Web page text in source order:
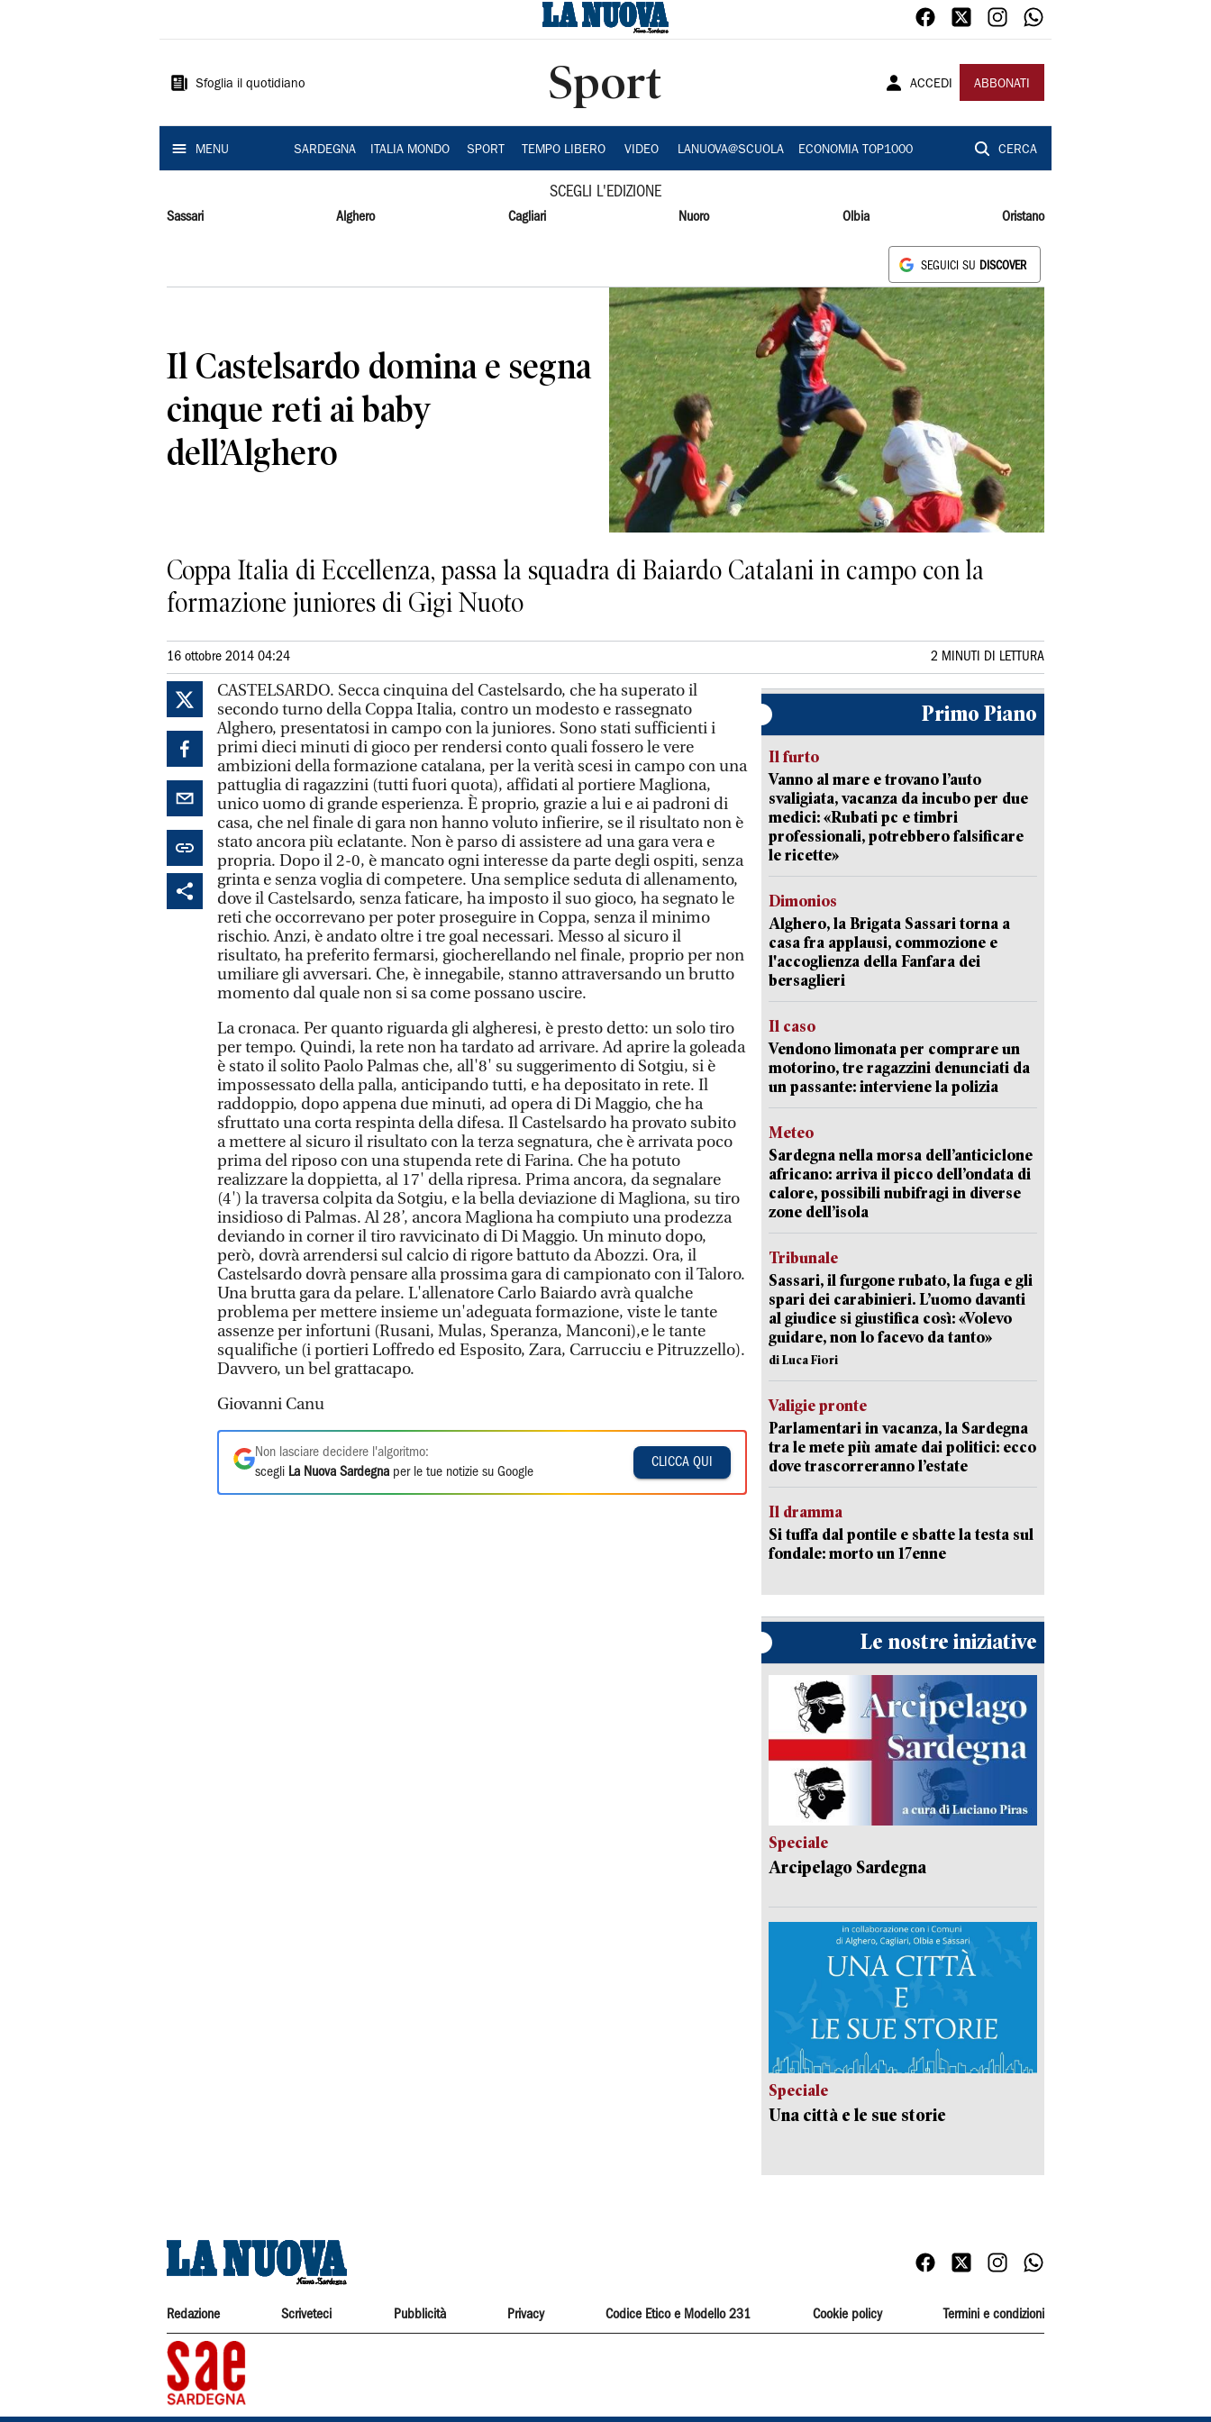
Sardegna
Sfoglia il quotidiano Sport ACCEDI ABBONATI
MENU SARDEGNA ITALIA MONDO SPORT TEMPO LIBERO VIDEO LANUOVA@SCUOLA ECONOMIA TOP1000 CERCA
SCEGLI L'EDIZIONE
Sassari Alghero Cagliari Nuoro Olbia Oristano
SEGUICI SU DISCOVER
Il Castelsardo domina e segna
cinque reti ai baby
dell’Alghero
Coppa Italia di Eccellenza, passa la squadra di Baiardo Catalani in campo con la
formazione juniores di Gigi Nuoto
16 ottobre 2014 04:24 2 MINUTI DI LETTURA
CASTELSARDO. Secca cinquina del Castelsardo, che ha superato il
secondo turno della Coppa Italia, contro un modesto e rassegnato
Alghero, presentatosi in campo con la juniores. Sono stati sufficienti i
primi dieci minuti di gioco per rendersi conto quali fossero le vere
ambizioni della formazione catalana, per la verità scesi in campo con una
pattuglia di ragazzini (tutti fuori quota), affidati al portiere Magliona,
unico uomo di grande esperienza. È proprio, grazie a lui e ai padroni di
casa, che nel finale di gara non hanno voluto infierire, se il risultato non è
stato ancora più eclatante. Non è parso di assistere ad una gara vera e
propria. Dopo il 2-0, è mancato ogni interesse da parte degli ospiti, senza
grinta e senza voglia di competere. Una semplice seduta di allenamento,
dove il Castelsardo, senza faticare, ha imposto il suo gioco, ha segnato le
reti che occorrevano per poter proseguire in Coppa, senza il minimo
rischio. Anzi, è andato oltre i tre goal necessari. Messo al sicuro il
risultato, ha preferito fermarsi, giocherellando nel finale, proprio per non
umiliare gli avversari. Che, è innegabile, stanno attraversando un brutto
momento dal quale non si sa come possano uscire.
La cronaca. Per quanto riguarda gli algheresi, è presto detto: un solo tiro
per tempo. Quindi, la rete non ha tardato ad arrivare. Ad aprire la goleada
è stato il solito Paolo Palmas che, all'8' su suggerimento di Sotgiu, si è
impossessato della palla, anticipando tutti, e ha depositato in rete. Il
raddoppio, dopo appena due minuti, ad opera di Di Maggio, che ha
sfruttato una corta respinta della difesa. Il Castelsardo ha provato subito
a mettere al sicuro il risultato con la terza segnatura, che è arrivata poco
prima del riposo con una stupenda rete di Farina. Che ha potuto
realizzare la doppietta, al 17' della ripresa. Prima ancora, da segnalare
(4') la traversa colpita da Sotgiu, e la bella deviazione di Magliona, su tiro
insidioso di Palmas. Al 28’, ancora Magliona ha compiuto una prodezza
deviando in corner il tiro ravvicinato di Di Maggio. Un minuto dopo,
però, dovrà arrendersi sul calcio di rigore battuto da Abozzi. Ora, il
Castelsardo dovrà pensare alla prossima gara di campionato con il Taloro.
Una brutta gara da pelare. L'allenatore Carlo Baiardo avrà qualche
problema per mettere insieme un'adeguata formazione, viste le tante
assenze per infortuni (Rusani, Mulas, Speranza, Manconi),e le tante
squalifiche (i portieri Loffredo ed Esposito, Zara, Carrucciu e Pitruzzello).
Davvero, un bel grattacapo.
Giovanni Canu
Non lasciare decidere l'algoritmo:
scegli La Nuova Sardegna per le tue notizie su Google
CLICCA QUI
Primo Piano
Il furto
Vanno al mare e trovano l’auto
svaligiata, vacanza da incubo per due
medici: «Rubati pc e timbri
professionali, potrebbero falsificare
le ricette»
Dimonios
Alghero, la Brigata Sassari torna a
casa fra applausi, commozione e
l'accoglienza della Fanfara dei
bersaglieri
Il caso
Vendono limonata per comprare un
motorino, tre ragazzini denunciati da
un passante: interviene la polizia
Meteo
Sardegna nella morsa dell’anticiclone
africano: arriva il picco dell’ondata di
calore, possibili nubifragi in diverse
zone dell’isola
Tribunale
Sassari, il furgone rubato, la fuga e gli
spari dei carabinieri. L’uomo davanti
al giudice si giustifica così: «Volevo
guidare, non lo facevo da tanto»
di Luca Fiori
Valigie pronte
Parlamentari in vacanza, la Sardegna
tra le mete più amate dai politici: ecco
dove trascorreranno l’estate
Il dramma
Si tuffa dal pontile e sbatte la testa sul
fondale: morto un 17enne
Le nostre iniziative
Speciale
Arcipelago Sardegna
Speciale
Una città e le sue storie
Redazione Scriveteci Pubblicità Privacy Codice Etico e Modello 231 Cookie policy Termini e condizioni